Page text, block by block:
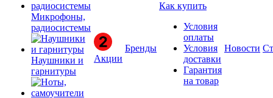
Микрофоны,
радиосистемы
Наушники и
гарнитуры
Акции
Бренды
Как купить
Условия
оплаты
Условия
доставки
Гарантия
на товар
Новости